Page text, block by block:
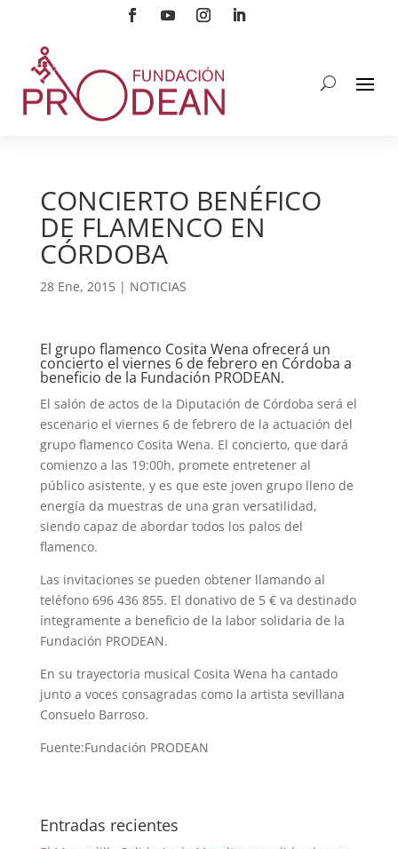
CONCIERTO BENÉFICO
DE FLAMENCO EN
CÓRDOBA
28 Ene, 2015| NOTICIAS
El grupo flamenco Cosita Wena ofrecerá un
concierto el viernes 6 de febrero en Córdoba a
beneficio de la Fundación PRODEAN.
El salón de actos de la Diputación de Córdoba será el
escenario el viernes 6 de febrero de la actuación del
grupo flamenco Cosita Wena. El concierto, que dará
comienzo a las 19:00h, promete entretener al
público asistente, y es que este joven grupo lleno de
energía da muestras de una gran versatilidad,
siendo capaz de abordar todos los palos del
flamenco.
Las invitaciones se pueden obtener llamando al
teléfono 696 436 855. El donativo de 5 € va destinado
íntegramente a beneficio de la labor solidaria de la
Fundación PRODEAN.
En su trayectoria musical Cosita Wena ha cantado
junto a voces consagradas como la artista sevillana
Consuelo Barroso.
Fuente:Fundación PRODEAN
Entradas recientes